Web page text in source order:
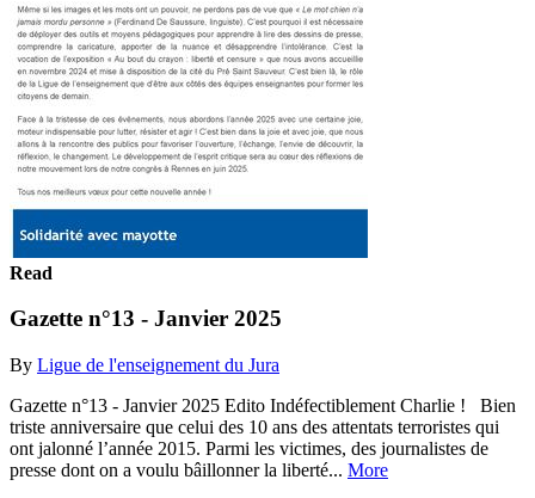
Read
Gazette n°13 - Janvier 2025
By Ligue de l'enseignement du Jura
Gazette n°13 - Janvier 2025 Edito Indéfectiblement Charlie ! Bien
triste anniversaire que celui des 10 ans des attentats terroristes qui
ont jalonné l’année 2015. Parmi les victimes, des journalistes de
presse dont on a voulu bâillonner la liberté... More